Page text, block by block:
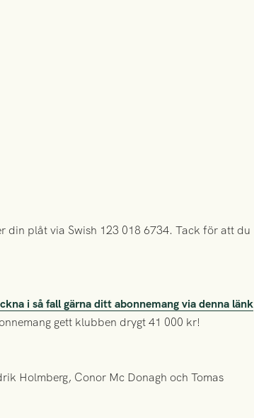
din plåt via Swish 123 018 6734. Tack för att du
i så fall gärna ditt abonnemang via denna länk
gett klubben drygt 41 000 kr!
Holmberg, Conor Mc Donagh och Tomas